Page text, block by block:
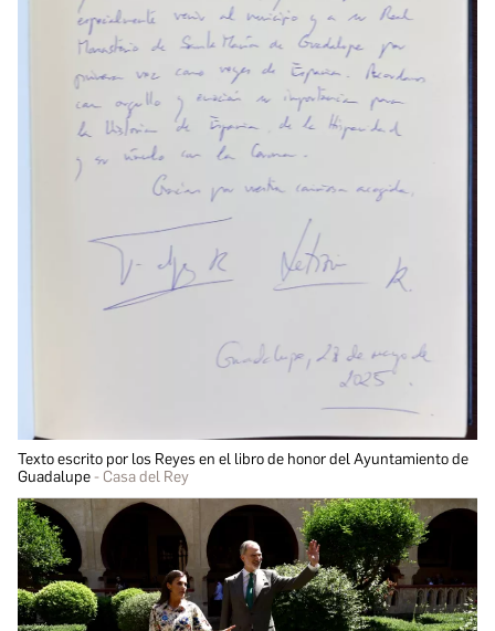
Texto escrito por los Reyes en el libro de honor del Ayuntamiento de
Guadalupe
Casa del Rey